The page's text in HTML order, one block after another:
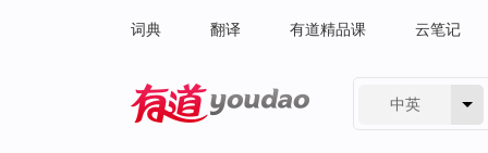
词典 翻译 有道精品课 云笔记
中英